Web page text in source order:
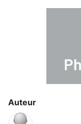
Auteur